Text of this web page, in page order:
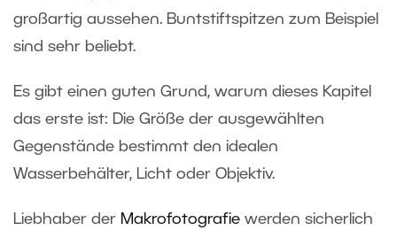
großartig aussehen. Buntstiftspitzen zum Beispiel
sind sehr beliebt.
Es gibt einen guten Grund, warum dieses Kapitel
das erste ist: Die Größe der ausgewählten
Gegenstände bestimmt den idealen
Wasserbehälter, Licht oder Objektiv.
Liebhaber der Makrofotografie werden sicherlich